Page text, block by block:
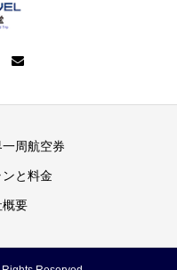
周航空券
ンと料金
概要